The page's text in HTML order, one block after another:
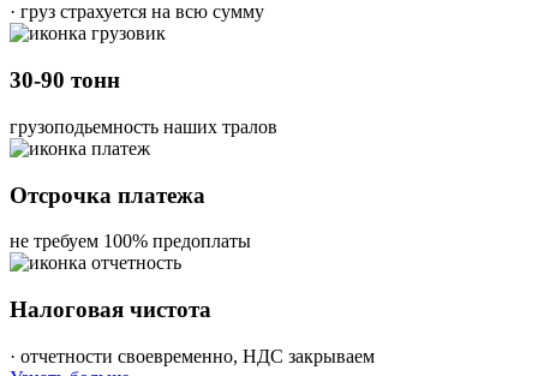
· груз страхуется на всю сумму
30-90 тонн
грузоподьемность наших тралов
Отсрочка платежа
не требуем 100% предоплаты
Налоговая чистота
· отчетности своевременно, НДС закрываем